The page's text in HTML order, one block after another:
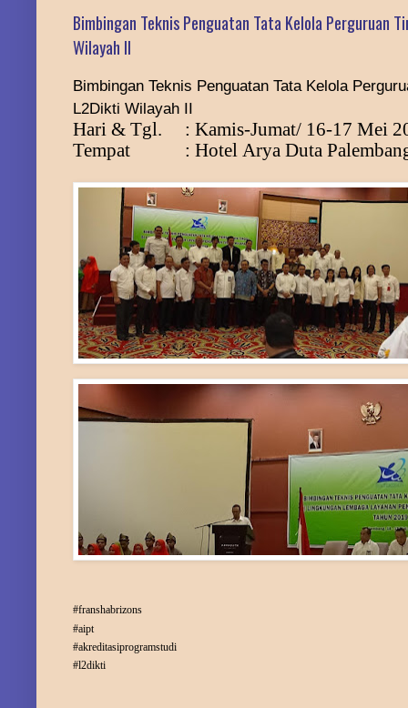
Bimbingan Teknis Penguatan Tata Kelola Perguruan
Wilayah II
Bimbingan Teknis Penguatan Tata Kelola
L2Dikti Wilayah II
Hari & Tgl. : Kamis-Jumat/ 16-17 Mei
Tempat
: Hotel Arya Duta
#franshabrizons
#aipt
#akreditasiprogramstudi
#l2dikti